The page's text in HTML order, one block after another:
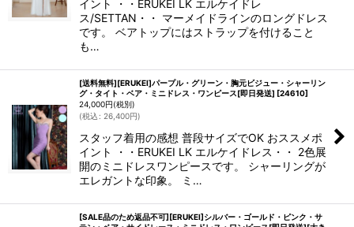
イント ・・ERUKEI LK エルケイドレ
ス/SETTAN・・ マーメイドラインのロングドレス
です。 ベアトップにはストラップを付けること
も…
[送料無料][ERUKEI]パープル・グリーン・胸元ビジュー・シャーリン
グ・タイト・ベア・ミニドレス・ワンピース[即日発送] [24610]
24,000円(税別)
(税込: 26,400円)
スタッフ着用の感想 普段サイズでOK おススメポ
イント ・・ERUKEI LK エルケイドレス・・ 2色展
開のミニドレスワンピースです。 シャーリングが
エレガントな印象。 ミ…
[SALE品のため返品不可][ERUKEI]シルバー・ゴールド・ピンク・サ